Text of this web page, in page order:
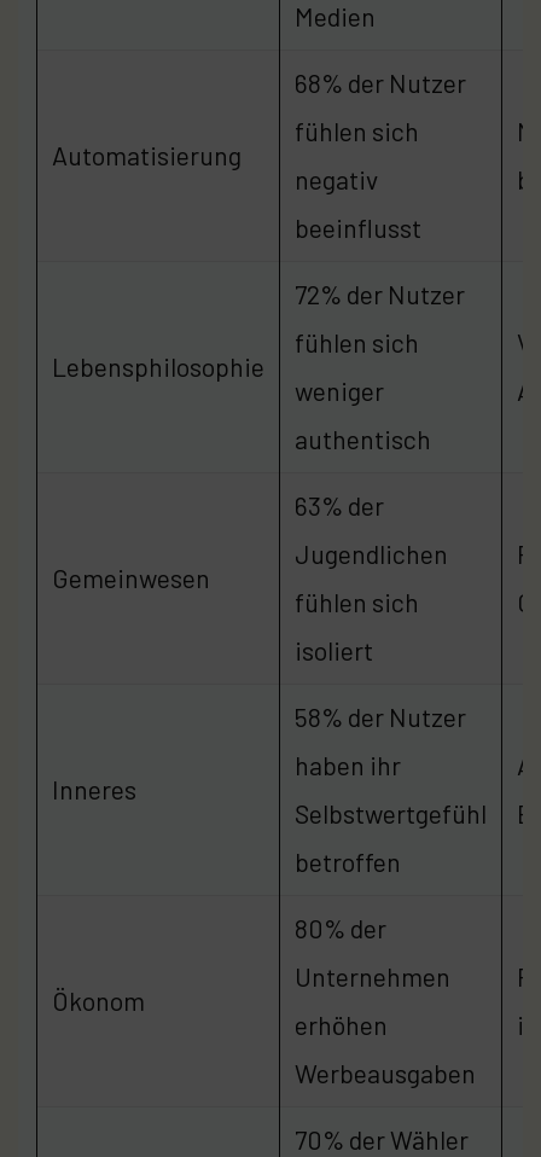
Medien
Automatisierung
68% der Nutzer
fühlen sich
negativ
beeinflusst
Lebensphilosophie
72% der Nutzer
fühlen sich
weniger
authentisch
Gemeinwesen
63% der
Jugendlichen
fühlen sich
isoliert
Inneres
58% der Nutzer
haben ihr
Selbstwertgefühl
betroffen
Ökonom
80% der
Unternehmen
erhöhen
Werbeausgaben
70% der Wähler